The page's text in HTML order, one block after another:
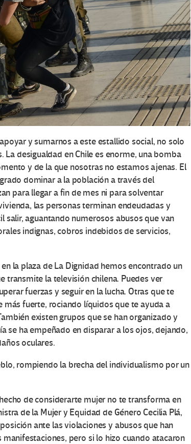
y sumarnos a este estallido social, no solo
desigualdad en Chile es enorme, una bomba
y de la que nosotras no estamos ajenas. El
dominar a la población a través del
para llegar a fin de mes ni para solventar
las personas terminan endeudadas y
aguantando numerosos abusos que van
indignas, cobros indebidos de servicios,
la plaza de La Dignidad hemos encontrado un
transmite la televisión chilena. Puedes ver
fuerzas y seguir en la lucha. Otras que te
más fuerte, rociando líquidos que te ayuda a
existen grupos que se han organizado y
se ha empeñado en disparar a los ojos, dejando,
oculares.
rompiendo la brecha del individualismo por un
de considerarte mujer no te transforma en
de la Mujer y Equidad de Género Cecilia Plá,
ante las violaciones y abusos que han
pero si lo hizo cuando atacaron